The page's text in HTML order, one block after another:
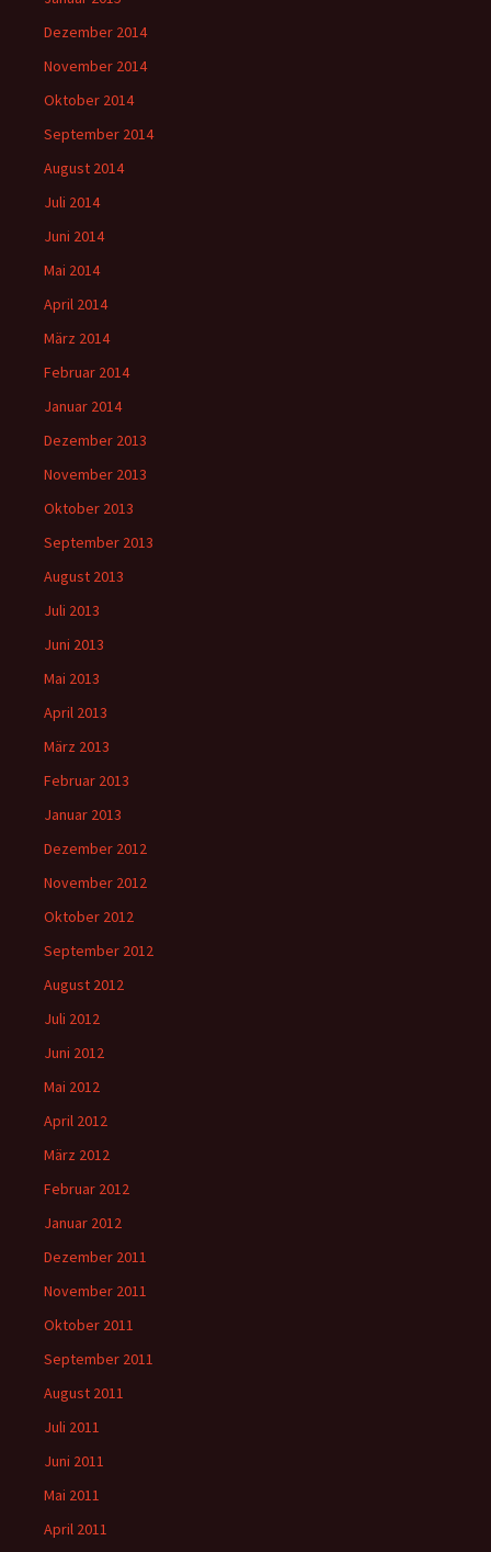
Dezember 2014
November 2014
Oktober 2014
September 2014
August 2014
Juli 2014
Juni 2014
Mai 2014
April 2014
März 2014
Februar 2014
Januar 2014
Dezember 2013
November 2013
Oktober 2013
September 2013
August 2013
Juli 2013
Juni 2013
Mai 2013
April 2013
März 2013
Februar 2013
Januar 2013
Dezember 2012
November 2012
Oktober 2012
September 2012
August 2012
Juli 2012
Juni 2012
Mai 2012
April 2012
März 2012
Februar 2012
Januar 2012
Dezember 2011
November 2011
Oktober 2011
September 2011
August 2011
Juli 2011
Juni 2011
Mai 2011
April 2011